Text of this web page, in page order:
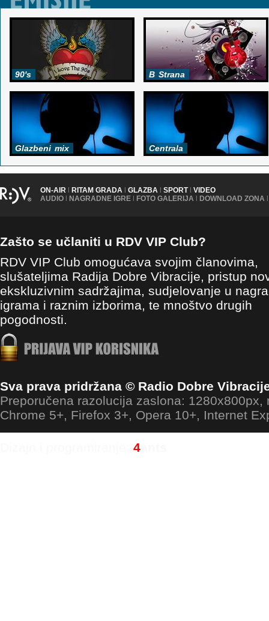
90's B Strana
Glazbeni mix Centrala
ON-AIR | RITAM GRADA | GLAZBA | SPORT | VIDEO
AUDIO | NAGRADNE IGRE | FOTO GALERIJA | DOWNLOAD ZONA |
Zašto se učlaniti u RDV VIP Club?
RDV VIP Club omogućava svojim članovima,
slušateljima Radija Dobre Vibracije, pristup
ekskluzivnim sadržajima, sudjelovanje u
igrama i raznim izborima, te mnoštvo drugih
pogodnosti.
Sva prava pridržana © Radio Dobre
Preporučena razolucija zaslona: 1280x800px,
Chrome 5+, Firefox 3+, Opera 10+, Internet
4